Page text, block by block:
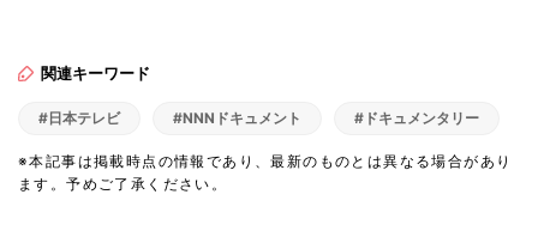
関連キーワード
#日本テレビ #NNNドキュメント #ドキュメンタリー
※本記事は掲載時点の情報であり、最新のものとは異なる場合があり
ます。予めご了承ください。